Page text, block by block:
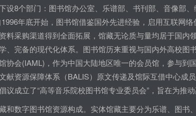
设8个部门：图书馆办公室、乐谱部、书刊部、音像部
年底开始，图书馆借鉴国外先进经验，启用互联网
料采购渠道得到全面拓展，馆藏无论质与量均居于国内
、完备的现代化体系。图书馆历来重视与国内外高校图
会(IAML)，作为中国大陆地区唯一的会员馆，参与到
献资源保障体系（BALIS）原文传递及馆际互借中心成
成立了“高等音乐院校图书馆专业委员会”，旨在为推
数字图书馆资源构成。实体馆藏主要分为乐谱、图书